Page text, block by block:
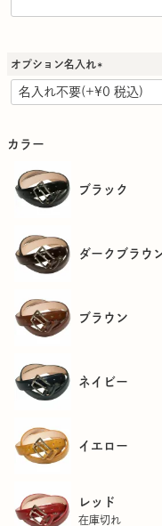
オプション名入れ
(
カラー
ブラック
ダークブラウ
ブラウン
ネイビー
イエロー
レッド
在庫切れ